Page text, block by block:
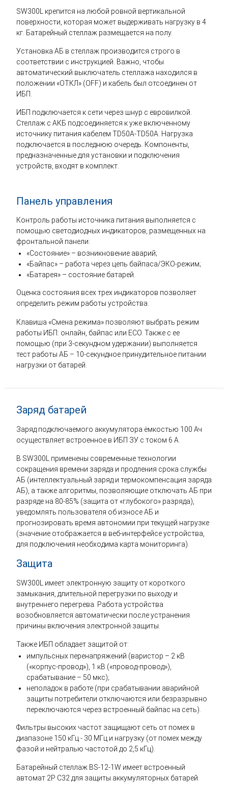
SW300L крепится на любой ровной вертикальной
поверхности, которая может выдерживать нагрузку в 4
кг. Батарейный стеллаж размещается на полу.
Установка АБ в стеллаж производится строго в
соответствии с инструкцией. Важно, чтобы
автоматический выключатель стеллажа находился в
положении «ОТКЛ» (OFF) и кабель был отсоединен от
ИБП.
ИБП подключается к сети через шнур с евровилкой.
Стеллаж с АКБ подсоединяется к уже включенному
источнику питания кабелем TD50A-TD50A. Нагрузка
подключается в последнюю очередь. Компоненты,
предназначенные для установки и подключения
устройств, входят в комплект.
Панель управления
Контроль работы источника питания выполняется с
помощью светодиодных индикаторов, размещенных на
фронтальной панели:
«Состояние» – возникновение аварий;
«Байпас» – работа через цепь байпаса/ЭКО-режим;
«Батарея» – состояние батарей.
Оценка состояния всех трех индикаторов позволяет
определить режим работы устройства.
Клавиша «Смена режима» позволяют выбрать режим
работы ИБП: онлайн, байпас или ECO. Также с ее
помощью (при 3-секундном удержании) выполняется
тест работы АБ – 10-секундное принудительное питании
нагрузки от батарей.
Заряд батарей
Заряд подключаемого аккумулятора ёмкостью 100 Ач
осуществляет встроенное в ИБП ЗУ с током 6 А.
В SW300L применены современные технологии
сокращения времени заряда и продления срока службы
АБ (интеллектуальный заряд и термокомпенсация заряда
АБ), а также алгоритмы, позволяющие отключать АБ при
разряде на 80-85% (защита от «глубокого» разряда),
уведомлять пользователя об износе АБ и
прогнозировать время автономии при текущей нагрузке
(значение отображается в веб-интерфейсе устройства,
для подключения необходима карта мониторинга).
Защита
SW300L имеет электронную защиту от короткого
замыкания, длительной перегрузки по выходу и
внутреннего перегрева. Работа устройства
возобновляется автоматически после устранения
причины включения электронной защиты.
Также ИБП обладает защитой от:
импульсных перенапряжений (варистор – 2 кВ
(«корпус-провод»), 1 кВ («провод-провод»),
срабатывание – 50 мкс);
неполадок в работе (при срабатывании аварийной
защиты потребители отключаются или безразрывно
переключаются через встроенный байпас на сеть).
Фильтры высоких частот защищают сеть от помех в
диапазоне 150 кГц - 30 МГц и нагрузку (от помех между
фазой и нейтралью частотой до 2,5 кГц).
Батарейный стеллаж BS-12-1W имеет встроенный
автомат 2Р С32 для защиты аккумуляторных батарей.